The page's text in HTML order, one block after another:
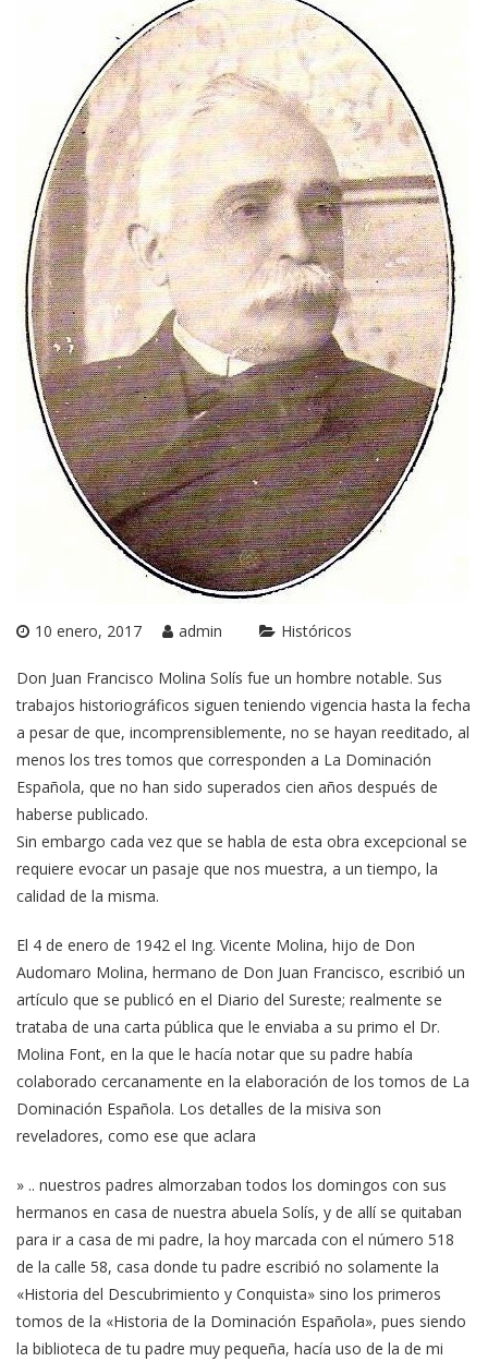
10 enero, 2017 admin Históricos
Don Juan Francisco Molina Solís fue un hombre notable. Sus
trabajos historiográficos siguen teniendo vigencia hasta la fecha
a pesar de que, incomprensiblemente, no se hayan reeditado, al
menos los tres tomos que corresponden a La Dominación
Española, que no han sido superados cien años después de
haberse publicado.
Sin embargo cada vez que se habla de esta obra excepcional se
requiere evocar un pasaje que nos muestra, a un tiempo, la
calidad de la misma.
El 4 de enero de 1942 el Ing. Vicente Molina, hijo de Don
Audomaro Molina, hermano de Don Juan Francisco, escribió un
artículo que se publicó en el Diario del Sureste; realmente se
trataba de una carta pública que le enviaba a su primo el Dr.
Molina Font, en la que le hacía notar que su padre había
colaborado cercanamente en la elaboración de los tomos de La
Dominación Española. Los detalles de la misiva son
reveladores, como ese que aclara
» .. nuestros padres almorzaban todos los domingos con sus
hermanos en casa de nuestra abuela Solís, y de allí se quitaban
para ir a casa de mi padre, la hoy marcada con el número 518
de la calle 58, casa donde tu padre escribió no solamente la
«Historia del Descubrimiento y Conquista» sino los primeros
tomos de la «Historia de la Dominación Española», pues siendo
la biblioteca de tu padre muy pequeña, hacía uso de la de mi